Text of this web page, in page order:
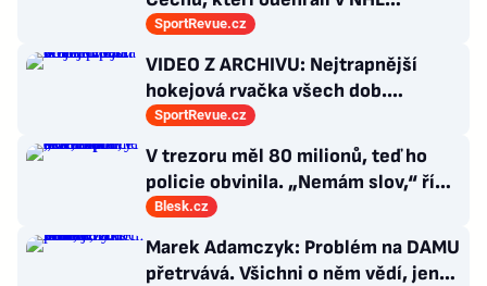
maximálně dva zápasy
SportRevue.cz
VIDEO Z ARCHIVU: Nejtrapnější
hokejová rvačka všech dob.
Nepadla v ní ani rána
SportRevue.cz
V trezoru měl 80 milionů, teď ho
policie obvinila. „Nemám slov,“ říká
exšéf Správy železnic
Blesk.cz
Marek Adamczyk: Problém na DAMU
přetrvává. Všichni o něm vědí, jen